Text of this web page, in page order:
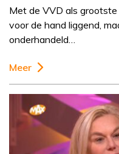
Met de VVD als
voor de hand liggend,
onderhandeld…
Meer